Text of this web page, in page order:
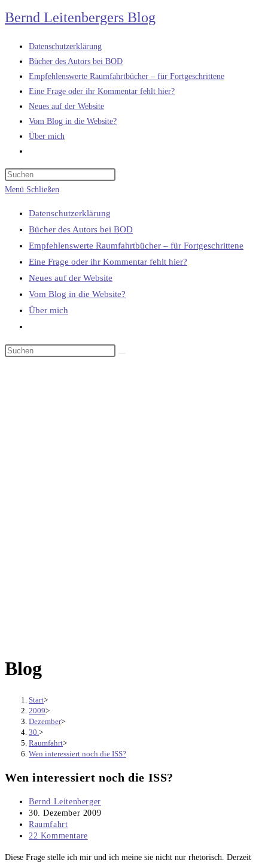
Zum
Inhalt
springen
Bernd Leitenbergers Blog
Datenschutzerklärung
Bücher des Autors bei BOD
Empfehlenswerte Raumfahrtbücher – für Fortgeschrittene
Eine Frage oder ihr Kommentar fehlt hier?
Neues auf der Website
Vom Blog in die Website?
Über mich
umschalten
Menü Schließen
Datenschutzerklärung
Bücher des Autors bei BOD
Empfehlenswerte Raumfahrtbücher – für Fortgeschrittene
Eine Frage oder ihr Kommentar fehlt hier?
Neues auf der Website
Vom Blog in die Website?
Über mich
umschalten
Blog
Start>
2009>
Dezember>
30. >
Raumfahrt>
Wen interessiert noch die ISS?
Wen interessiert noch die ISS?
Beitrags-
Autor:
Bernd Leitenberger
Beitrag
veröffentlicht:
30. Dezember 2009
Beitrags-
Kategorie:
Raumfahrt
Beitrags-
22 Kommentare
Diese Frage stelle ich mir und ich meine sie nicht nur rhetorisch. Derzeit